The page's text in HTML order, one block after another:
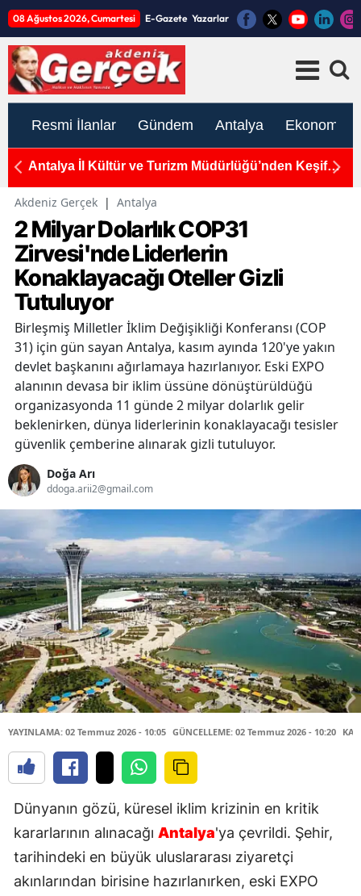
08 Ağustos 2026, Cumartesi E-Gazete Yazarlar
Resmi İlanlar Gündem Antalya Ekonomi
Antalya İl Kültür ve Turizm Müdürlüğü’nden Keşif
Derinliklerinde Saklı"
Akdeniz Gerçek | Antalya
2 Milyar Dolarlık COP31
Zirvesi'nde Liderlerin
Konaklayacağı Oteller Gizli
Tutuluyor
Birleşmiş Milletler İklim Değişikliği Konferansı (COP
31) için gün sayan Antalya, kasım ayında 120'ye yakın
devlet başkanını ağırlamaya hazırlanıyor. Eski EXPO
alanının devasa bir iklim üssüne dönüştürüldüğü
organizasyonda 11 günde 2 milyar dolarlık gelir
beklenirken, dünya liderlerinin konaklayacağı tesisler
güvenlik çemberine alınarak gizli tutuluyor.
Doğa Arı
ddoga.arii2@gmail.com
YAYINLAMA: 02 Temmuz 2026 - 10:05 GÜNCELLEME: 02 Temmuz 2026 - 10:20
Dünyanın gözü, küresel iklim krizinin en kritik
kararlarının alınacağı Antalya'ya çevrildi. Şehir,
tarihindeki en büyük uluslararası ziyaretçi
akınlarından birisine hazırlanırken, eski EXPO